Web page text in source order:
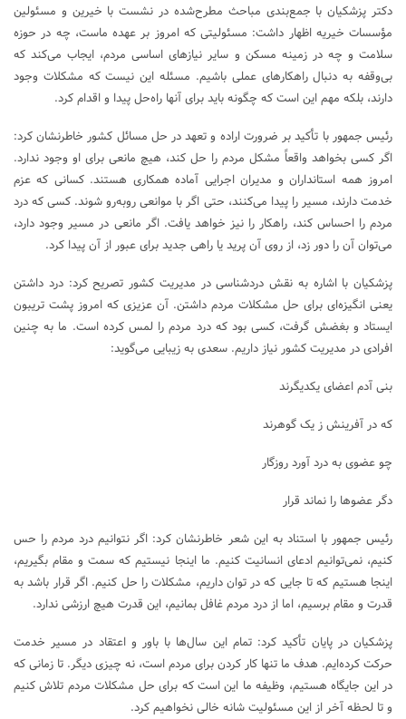
دکتر پزشکیان با جمع‌بندی مباحث مطرح‌شده در نشست با خیرین و مسئولین
مؤسسات خیریه اظهار داشت: مسئولیتی که امروز بر عهده ماست، چه در حوزه
سلامت و چه در زمینه مسکن و سایر نیازهای اساسی مردم، ایجاب می‌کند که
بی‌وقفه به دنبال راهکارهای عملی باشیم. مسئله این نیست که مشکلات وجود
دارند، بلکه مهم این است که چگونه باید برای آنها راه‌حل پیدا و اقدام کرد.
رئیس جمهور با تأکید بر ضرورت اراده و تعهد در حل مسائل کشور خاطرنشان کرد:
اگر کسی بخواهد واقعاً مشکل مردم را حل کند، هیچ مانعی برای او وجود ندارد.
امروز همه استانداران و مدیران اجرایی آماده همکاری هستند. کسانی که عزم
خدمت دارند، مسیر را پیدا می‌کنند، حتی اگر با موانعی روبه‌رو شوند. کسی که درد
مردم را احساس کند، راهکار را نیز خواهد یافت. اگر مانعی در مسیر وجود دارد،
می‌توان آن را دور زد، از روی آن پرید یا راهی جدید برای عبور از آن پیدا کرد.
پزشکیان با اشاره به نقش دردشناسی در مدیریت کشور تصریح کرد: درد داشتن
یعنی انگیزه‌ای برای حل مشکلات مردم داشتن. آن عزیزی که امروز پشت تریبون
ایستاد و بغضش گرفت، کسی بود که درد مردم را لمس کرده است. ما به چنین
افرادی در مدیریت کشور نیاز داریم. سعدی به زیبایی می‌گوید:
بنی آدم اعضای یکدیگرند
که در آفرینش ز یک گوهرند
چو عضوی به درد آورد روزگار
دگر عضوها را نماند قرار
رئیس جمهور با استناد به این شعر خاطرنشان کرد: اگر نتوانیم درد مردم را حس
کنیم، نمی‌توانیم ادعای انسانیت کنیم. ما اینجا نیستیم که سمت و مقام بگیریم،
اینجا هستیم که تا جایی که در توان داریم، مشکلات را حل کنیم. اگر قرار باشد به
قدرت و مقام برسیم، اما از درد مردم غافل بمانیم، این قدرت هیچ ارزشی ندارد.
پزشکیان در پایان تأکید کرد: تمام این سال‌ها با باور و اعتقاد در مسیر خدمت
حرکت کرده‌ایم. هدف ما تنها کار کردن برای مردم است، نه چیزی دیگر. تا زمانی که
در این جایگاه هستیم، وظیفه ما این است که برای حل مشکلات مردم تلاش کنیم
و تا لحظه آخر از این مسئولیت شانه خالی نخواهیم کرد.